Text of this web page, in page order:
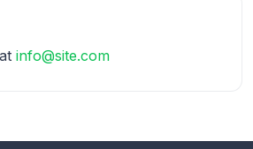
info@site.com